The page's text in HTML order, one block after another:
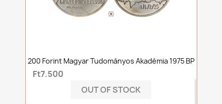
200 Forint Magyar Tudományos Akadémia 1975 BP
Ft7,500
OUT OF STOCK